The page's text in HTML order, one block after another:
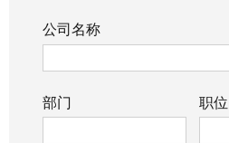
公司名称
部门 职位